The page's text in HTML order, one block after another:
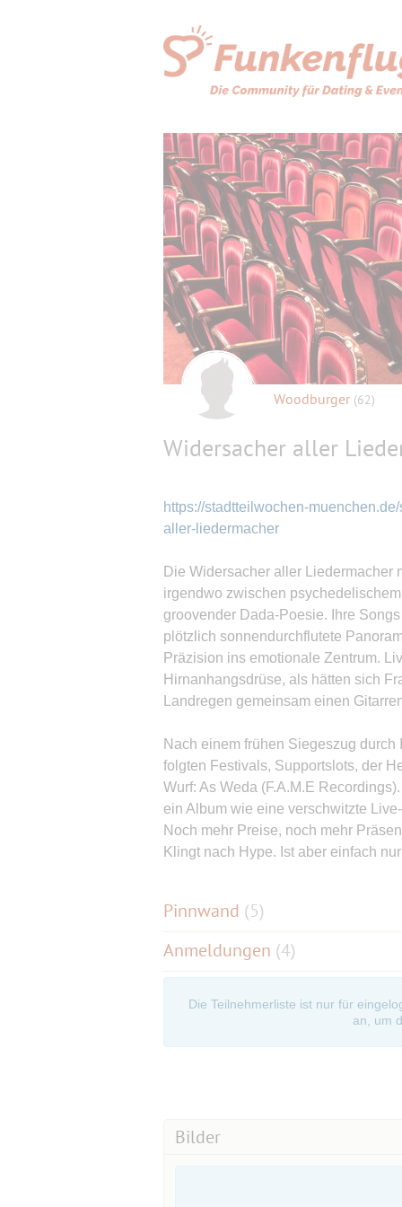
Woodburger (62)
Widersacher aller
https://stadtteilwochen-
aller-liedermacher
Die Widersacher aller Liedermacher
irgendwo zwischen
groovender Dada-Poesie. Ihre
plötzlich sonnendurchflutete
Präzision ins emotionale Zentrum.
Hirnanhangsdrüse, als hätten sich
Landregen gemeinsam einen
Nach einem frühen Siegeszug
folgten Festivals, Supportslots, der
Wurf: As Weda (F.A.M.E
ein Album wie eine verschwitzte
Noch mehr Preise, noch mehr
Klingt nach Hype. Ist aber einfach
Pinnwand (5)
Anmeldungen (4)
Die Teilnehmerliste ist nur für
an, um
Bilder